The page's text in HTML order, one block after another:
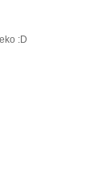
:D